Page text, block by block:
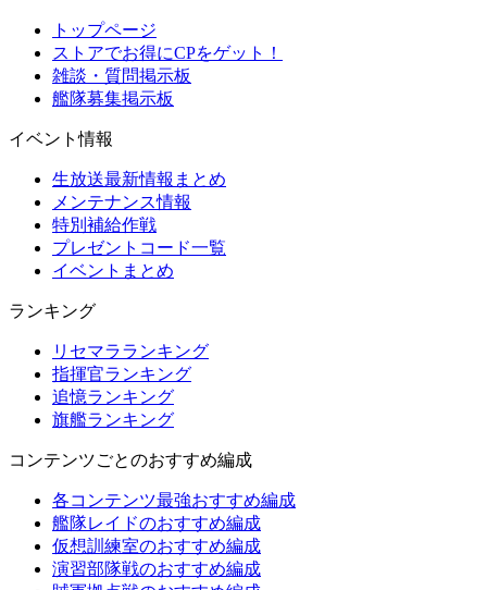
トップページ
ストアでお得にCPをゲット！
雑談・質問掲示板
艦隊募集掲示板
イベント情報
生放送最新情報まとめ
メンテナンス情報
特別補給作戦
プレゼントコード一覧
イベントまとめ
ランキング
リセマラランキング
指揮官ランキング
追憶ランキング
旗艦ランキング
コンテンツごとのおすすめ編成
各コンテンツ最強おすすめ編成
艦隊レイドのおすすめ編成
仮想訓練室のおすすめ編成
演習部隊戦のおすすめ編成